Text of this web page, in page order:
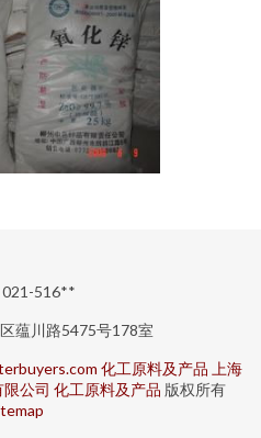
021-516**
蕴川路5475号178室
化工原料及产品 上海
公司 化工原料及产品 版权所有